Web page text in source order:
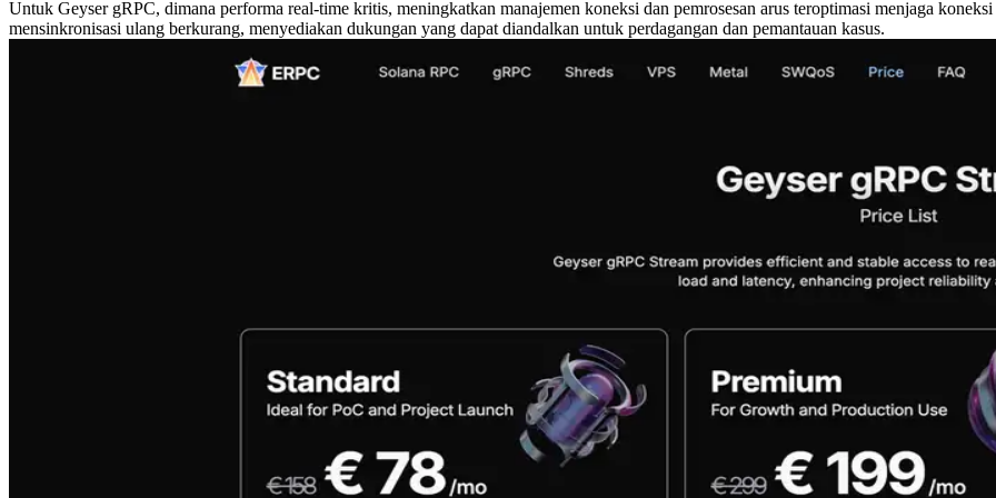
Untuk Geyser gRPC, dimana performa real-time kritis, meningkatkan manajemen koneksi dan pemrosesan arus teroptimasi menjaga
mensinkronisasi ulang berkurang, menyediakan dukungan yang dapat diandalkan untuk perdagangan dan pemantauan kasus.